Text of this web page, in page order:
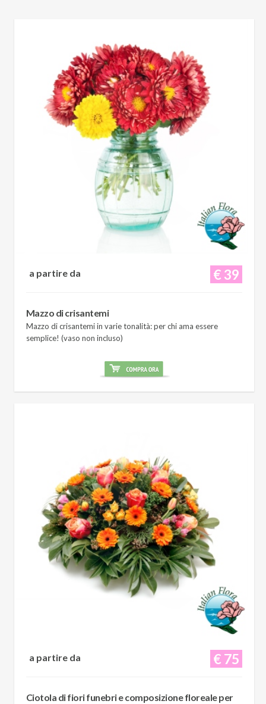
€ 39
a partire da
Mazzo di crisantemi
Mazzo di crisantemi in varie tonalità: per chi ama essere
semplice! (vaso non incluso)
€ 75
a partire da
Ciotola di fiori funebri e composizione floreale per